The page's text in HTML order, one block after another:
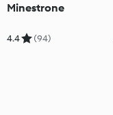
Minestrone
4.4 (94)